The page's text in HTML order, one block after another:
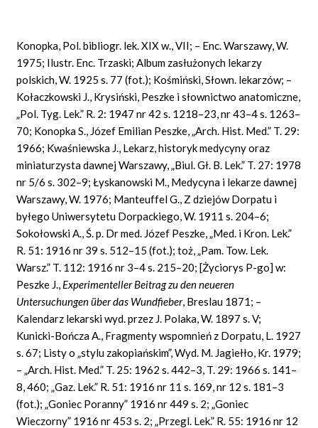
Konopka, Pol. bibliogr. lek. XIX w., VII; – Enc. Warszawy, W.
1975; Ilustr. Enc. Trzaski; Album zasłużonych lekarzy
polskich, W. 1925 s. 77 (fot.); Kośmiński, Słown. lekarzów; –
Kołaczkowski J., Krysiński, Peszke i słownictwo anatomiczne,
„Pol. Tyg. Lek.” R. 2: 1947 nr 42 s. 1218–23, nr 43–4 s. 1263–
70; Konopka S., Józef Emilian Peszke, „Arch. Hist. Med.” T. 29:
1966; Kwaśniewska J., Lekarz, historyk medycyny oraz
miniaturzysta dawnej Warszawy, „Biul. Gł. B. Lek.” T. 27: 1978
nr 5/6 s. 302–9; Łyskanowski M., Medycyna i lekarze dawnej
Warszawy, W. 1976; Manteuffel G., Z dziejów Dorpatu i
byłego Uniwersytetu Dorpackiego, W. 1911 s. 204–6;
Sokołowski A., Ś. p. Dr med. Józef Peszke, „Med. i Kron. Lek.”
R. 51: 1916 nr 39 s. 512–15 (fot.); toż, „Pam. Tow. Lek.
Warsz.” T. 112: 1916 nr 3–4 s. 215–20; [Życiorys P-go] w:
Peszke J., Experimenteller Beitrag zu den neueren
Untersuchungen über das Wundfieber, Breslau 1871; –
Kalendarz lekarski wyd. przez J. Polaka, W. 1897 s. V;
Kunicki-Bończa A., Fragmenty wspomnień z Dorpatu, L. 1927
s. 67; Listy o „stylu zakopiańskim”, Wyd. M. Jagiełło, Kr. 1979;
– „Arch. Hist. Med.” T. 25: 1962 s. 442–3, T. 29: 1966 s. 141–
8, 460; „Gaz. Lek.” R. 51: 1916 nr 11 s. 169, nr 12 s. 181–3
(fot.); „Goniec Poranny” 1916 nr 449 s. 2; „Goniec
Wieczorny” 1916 nr 453 s. 2; „Przegl. Lek.” R. 55: 1916 nr 12